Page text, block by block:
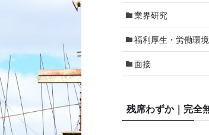
業界研究
福利厚生・労働環境
面接
残席わずか｜完全